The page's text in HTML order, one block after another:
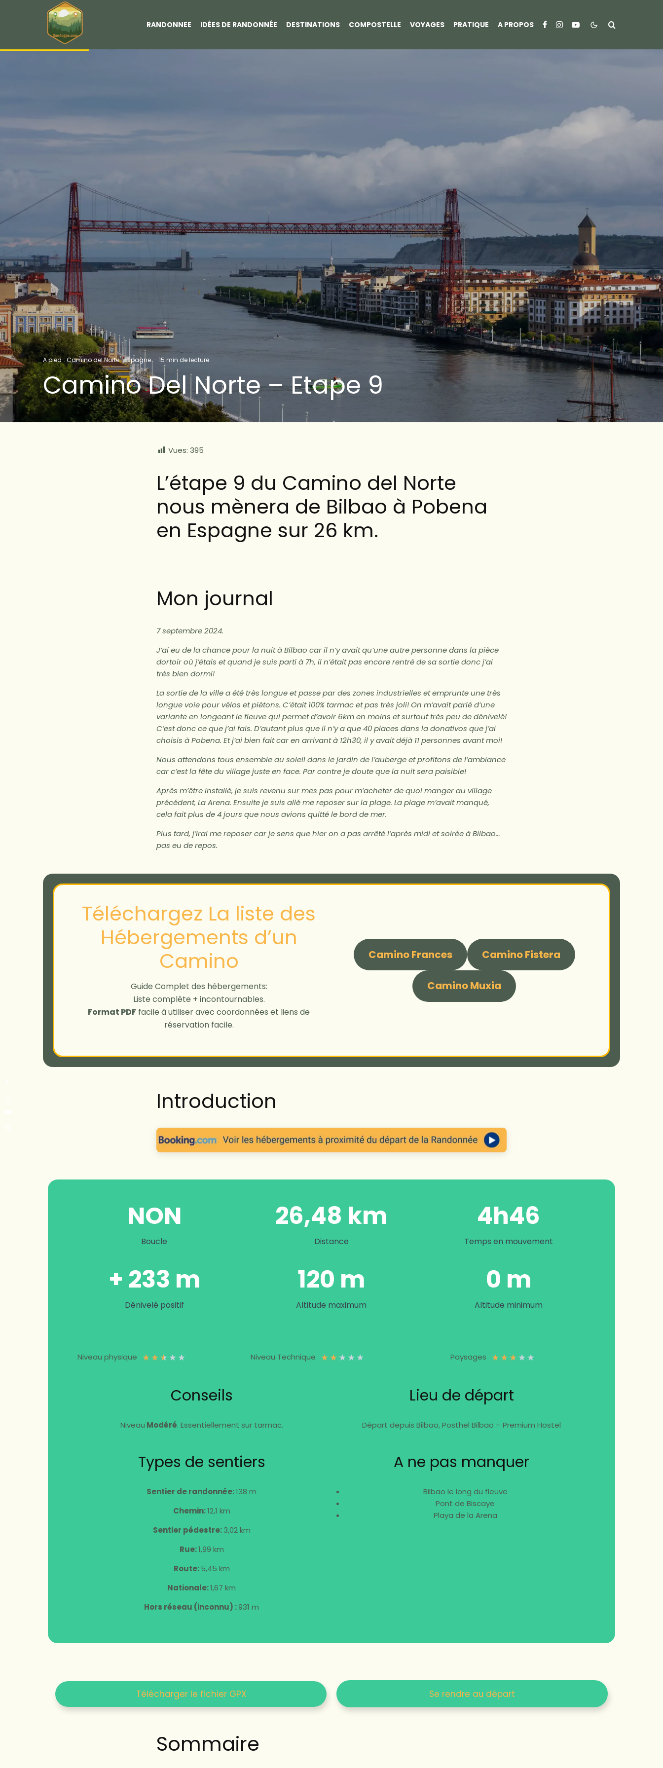
RANDONNEE IDÉES DE RANDONNÉE DESTINATIONS COMPOSTELLE VOYAGES PRATIQUE A PROPOS
A pied Camino del Norte Espagne · 15 min de lecture
Camino Del Norte – Etape 9
Vues: 395
L’étape 9 du Camino del Norte
nous mènera de Bilbao à Pobena
en Espagne sur 26 km.
Mon journal
7 septembre 2024.
J’ai eu de la chance pour la nuit à Bilbao car il n’y avait qu’une autre personne dans la pièce
dortoir où j’étais et quand je suis parti à 7h, il n’était pas encore rentré de sa sortie donc j’ai
très bien dormi!
La sortie de la ville a été très longue et passe par des zones industrielles et emprunte une très
longue voie pour vélos et piétons. C’était 100% tarmac et pas très joli! On m’avait parlé d’une
variante en longeant le fleuve qui permet d’avoir 6km en moins et surtout très peu de dénivelé!
C’est donc ce que j’ai fais. D’autant plus que il n’y a que 40 places dans la donativos que j’ai
choisis à Pobena. Et j’ai bien fait car en arrivant à 12h30, il y avait déjà 11 personnes avant moi!
Nous attendons tous ensemble au soleil dans le jardin de l’auberge et profitons de l’ambiance
car c’est la fête du village juste en face. Par contre je doute que la nuit sera paisible!
Après m’être installé, je suis revenu sur mes pas pour m’acheter de quoi manger au village
précédent, La Arena. Ensuite je suis allé me reposer sur la plage. La plage m’avait manqué,
cela fait plus de 4 jours que nous avions quitté le bord de mer.
Plus tard, j’irai me reposer car je sens que hier on a pas arrêté l’après midi et soirée à Bilbao…
pas eu de repos.
Téléchargez La liste des
Hébergements d’un
Camino
Guide Complet des hébergements:
Liste complète + incontournables.
Format PDF facile à utiliser avec coordonnées et liens de
réservation facile.
Camino Frances Camino Fistera
Camino Muxia
Introduction
NON
Boucle
26,48 km
Distance
4h46
Temps en mouvement
+ 233 m
Dénivelé positif
120 m
Altitude maximum
0 m
Altitude minimum
Niveau physique ★★★★★ Niveau Technique ★★★★★ Paysages ★★★★★
Conseils
Niveau Modéré. Essentiellement sur tarmac.
Types de sentiers
Sentier de randonnée:138 m
Chemin:12,1 km
Sentier pédestre:3,02 km
Rue:1,99 km
Route:5,45 km
Nationale:1,67 km
Hors réseau (inconnu) :931 m
Lieu de départ
Départ depuis Bilbao, Posthel Bilbao – Premium Hostel
A ne pas manquer
Bilbao le long du fleuve
Pont de Biscaye
Playa de la Arena
Télécharger le fichier GPX Se rendre au départ
Sommaire